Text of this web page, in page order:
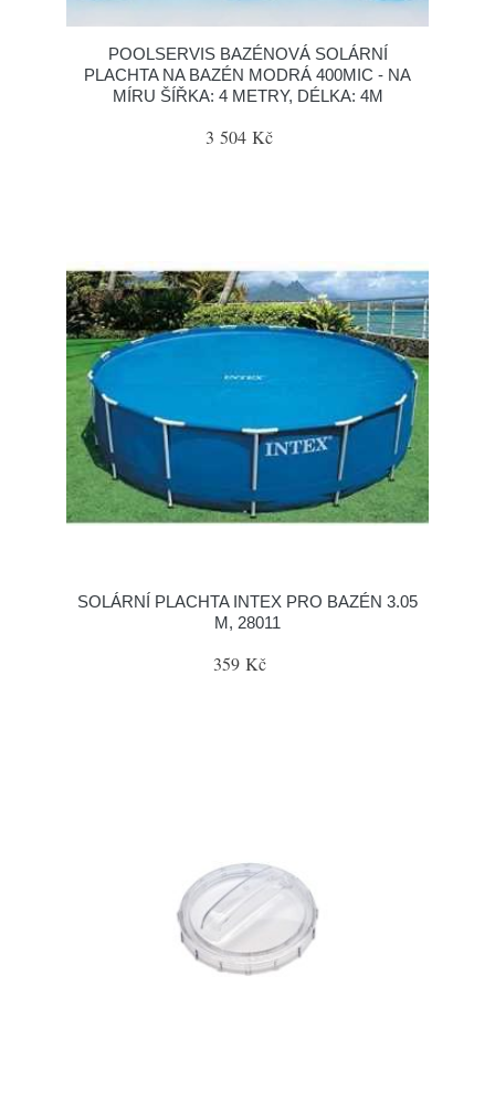
POOLSERVIS BAZÉNOVÁ SOLÁRNÍ
PLACHTA NA BAZÉN MODRÁ 400MIC - NA
MÍRU ŠÍŘKA: 4 METRY, DÉLKA: 4M
3 504 Kč
SOLÁRNÍ PLACHTA INTEX PRO BAZÉN 3.05
M, 28011
359 Kč